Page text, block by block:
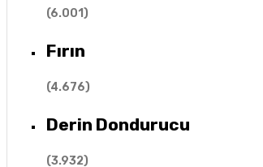
(6.001)
Fırın
(4.676)
Derin Dondurucu
(3.932)